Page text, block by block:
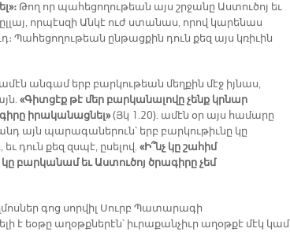
Թող որ պահեցողութեան այս շրջանը Աստուծոյ եւ
ըլլայ, որպէսզի Անկէ ուժ ստանաս, որով կարենաս
Պահեցողութեան ընթացքին դուն քեզ այս կռիւին
ամէն անգամ երբ բարկութեան մեղքին մէջ իյնաս,
«Գիտցէք թէ մեր բարկանալովը չենք կրնար
իրականացնել»(Յկ 1.20). ամէն օր այս համարը
այն պարագաներուն՝ երբ բարկութիւնը կը
դուն քեզ զսպէ, ըսելով. «Ի՞նչ կը շահիմ
բարկանամ եւ Աստուծոյ ծրագիրը չեմ
գոց սորվիլ Սուրբ Պատարագի
է եօթը աղօթքներէն՝ իւրաքանչիւր աղօթքէ մէկ կամ